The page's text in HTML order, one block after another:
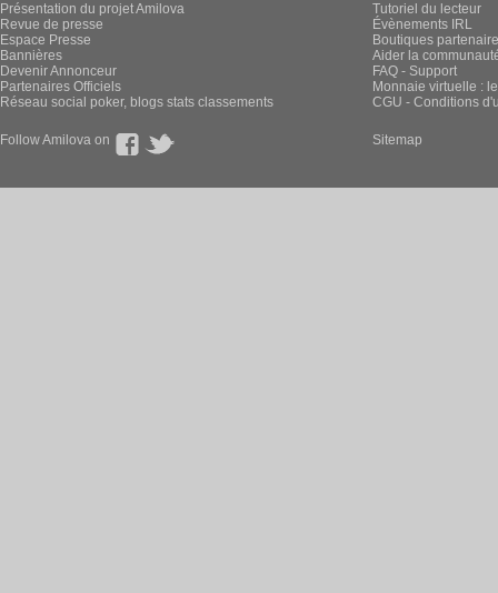
Présentation du projet Amilova
Revue de presse
Espace Presse
Bannières
Devenir Annonceur
Partenaires Officiels
Réseau social poker, blogs stats classements
Tutoriel du lecteur
Évènements IRL
Boutiques
Aider la
FAQ - Support
Monnaie virtuelle :
CGU - Conditions
Follow Amilova on Sitemap